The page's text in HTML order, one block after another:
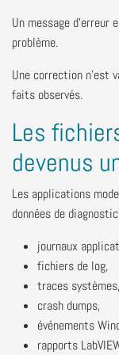
Un message d'erreur
problème.
Une correction n'est
faits observés.
Les
devenus
Les applications
données de
journaux
fichiers de log,
traces systèmes,
crash dumps,
événements
rapports